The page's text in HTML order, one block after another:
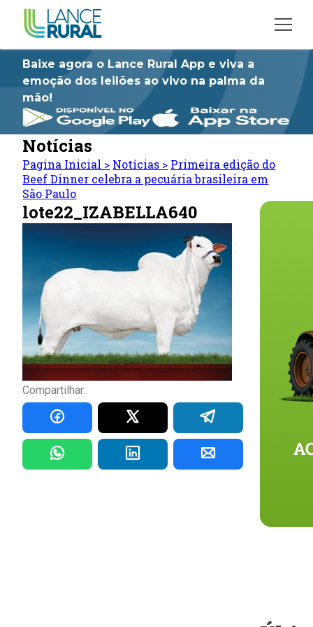
Baixe agora o Lance Rural App e viva a
emoção dos leilões ao vivo na palma da
mão!
Notícias
Pagina Inicial > Notícias > Primeira edição do
Beef Dinner celebra a pecuária brasileira em
São Paulo
lote22_IZABELLA640
Compartilhar: